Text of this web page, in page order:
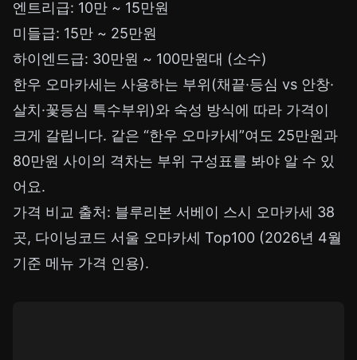
엔트리급: 10만 ~ 15만원
미들급: 15만 ~ 25만원
하이엔드급: 30만원 ~ 100만원대 (소수)
한우 오마카세는 사용하는 부위(채끝·등심 vs 안창·
살치·꽃등심 특수부위)와 숙성 방식에 따라 가격이
크게 갈립니다. 같은 “한우 오마카세”여도 25만원과
80만원 사이의 격차는 부위 구성표를 봐야 알 수 있
어요.
가격 비교 출처: 블루리본 서베이 스시 오마카세 38
곳, 다이닝코드 서울 오마카세 Top100 (2026년 4월
기준 메뉴 가격 인용).